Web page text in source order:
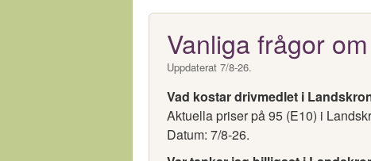
Vanliga frågor
Uppdaterat 7/8-26.
Vad kostar drivmedlet i
Aktuella priser på 95 (E10) i
Datum: 7/8-26.